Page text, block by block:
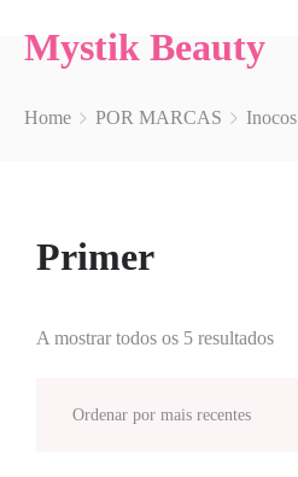
Mystik Beauty
Home POR MARCAS Inocos
Primer
A mostrar todos os 5 resultados